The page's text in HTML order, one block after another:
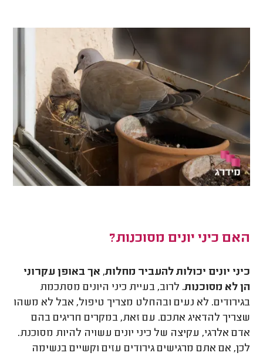
האם כיני יונים מסוכנות?
כיני יונים יכולות להעביר מחלות, אך באופן עקרוני
הן לא מסוכנות. לרוב, בעיית כיני היונים מסתכמת
בגירודים. לא נעים ובהחלט מצריך טיפול, אבל לא משהו
שצריך להדאיג אתכם. עם זאת, במקרים חריגים בהם
אדם אלרגי, עקיצה של כיני יונים עשויה להיות מסוכנת.
לכן, אם אתם מרגישים גירודים עזים וקשיים בנשימה